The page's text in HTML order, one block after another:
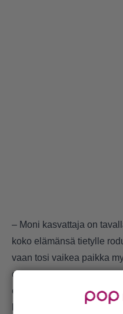
– Moni kasvattaja on
koko elämänsä tietylle
vaan tosi vaikea paikka
ongelmia ja että on
eikä jalostus ole
Tutkijat